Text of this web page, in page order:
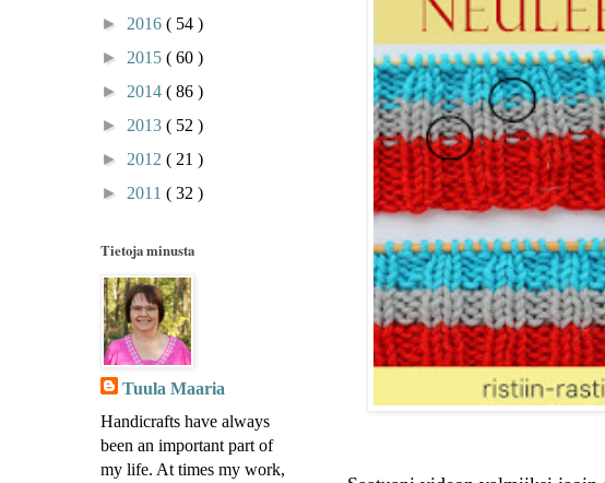
► 2016 ( 54 )
► 2015 ( 60 )
► 2014 ( 86 )
► 2013 ( 52 )
► 2012 ( 21 )
► 2011 ( 32 )
Tietoja minusta
Tuula Maaria
Handicrafts have always
been an important part of
my life. At times my work,